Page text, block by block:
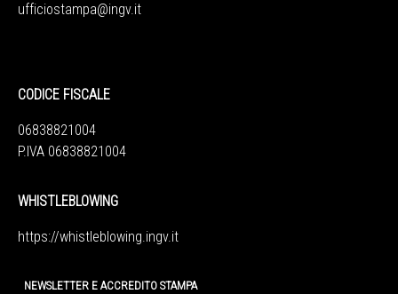
ufficiostampa@ingv.it
CODICE FISCALE
06838821004
P.IVA 06838821004
WHISTLEBLOWING
https://whistleblowing.ingv.it
NEWSLETTER E ACCREDITO STAMPA